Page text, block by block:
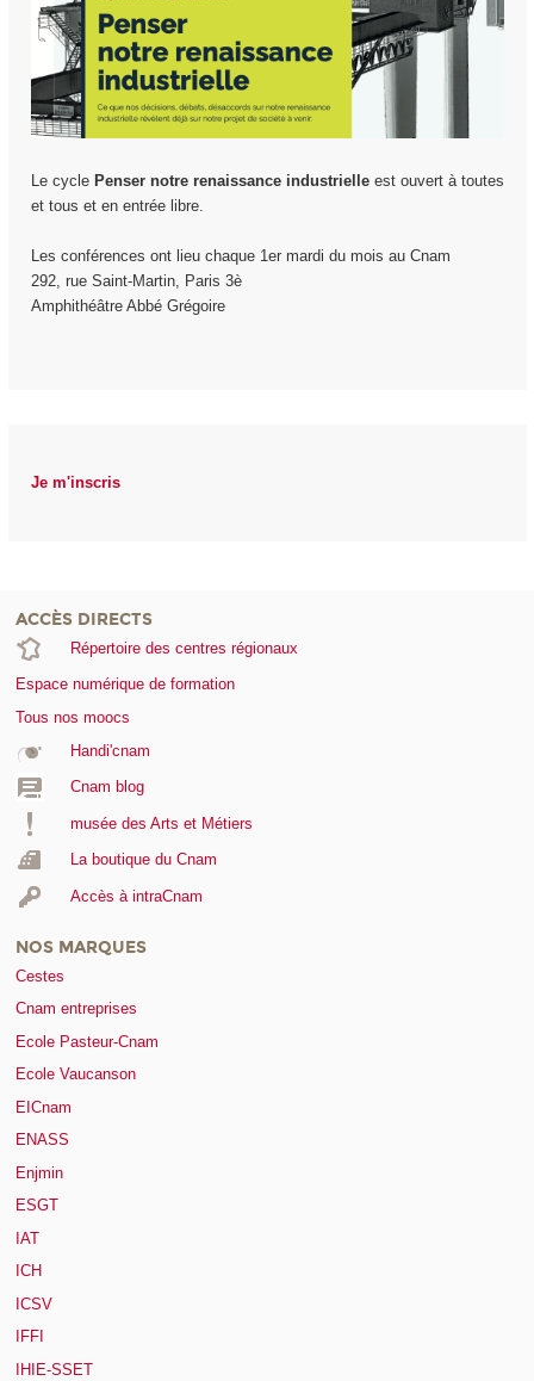
Le cyclePenser notre renaissance industrielle est ouvert à toutes
et tous et en entrée libre.
Les conférences ont lieu chaque 1er mardi du mois au Cnam
292, rue Saint-Martin, Paris 3è
Amphithéâtre Abbé Grégoire
Je m'inscris
ACCÈS DIRECTS
Répertoire des centres régionaux
Espace numérique de formation
Tous nos moocs
Handi'cnam
Cnam blog
musée des Arts et Métiers
La boutique du Cnam
Accès à intraCnam
NOS MARQUES
Cestes
Cnam entreprises
Ecole Pasteur-Cnam
Ecole Vaucanson
EICnam
ENASS
Enjmin
ESGT
IAT
ICH
ICSV
IFFI
IHIE-SSET